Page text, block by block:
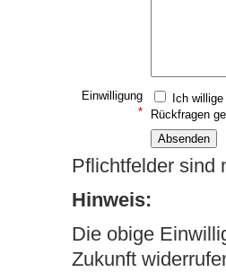
Einwilligung
*
Ich
Rückfragen
Pflichtfelder sind
Hinweis:
Die obige
Zukunft